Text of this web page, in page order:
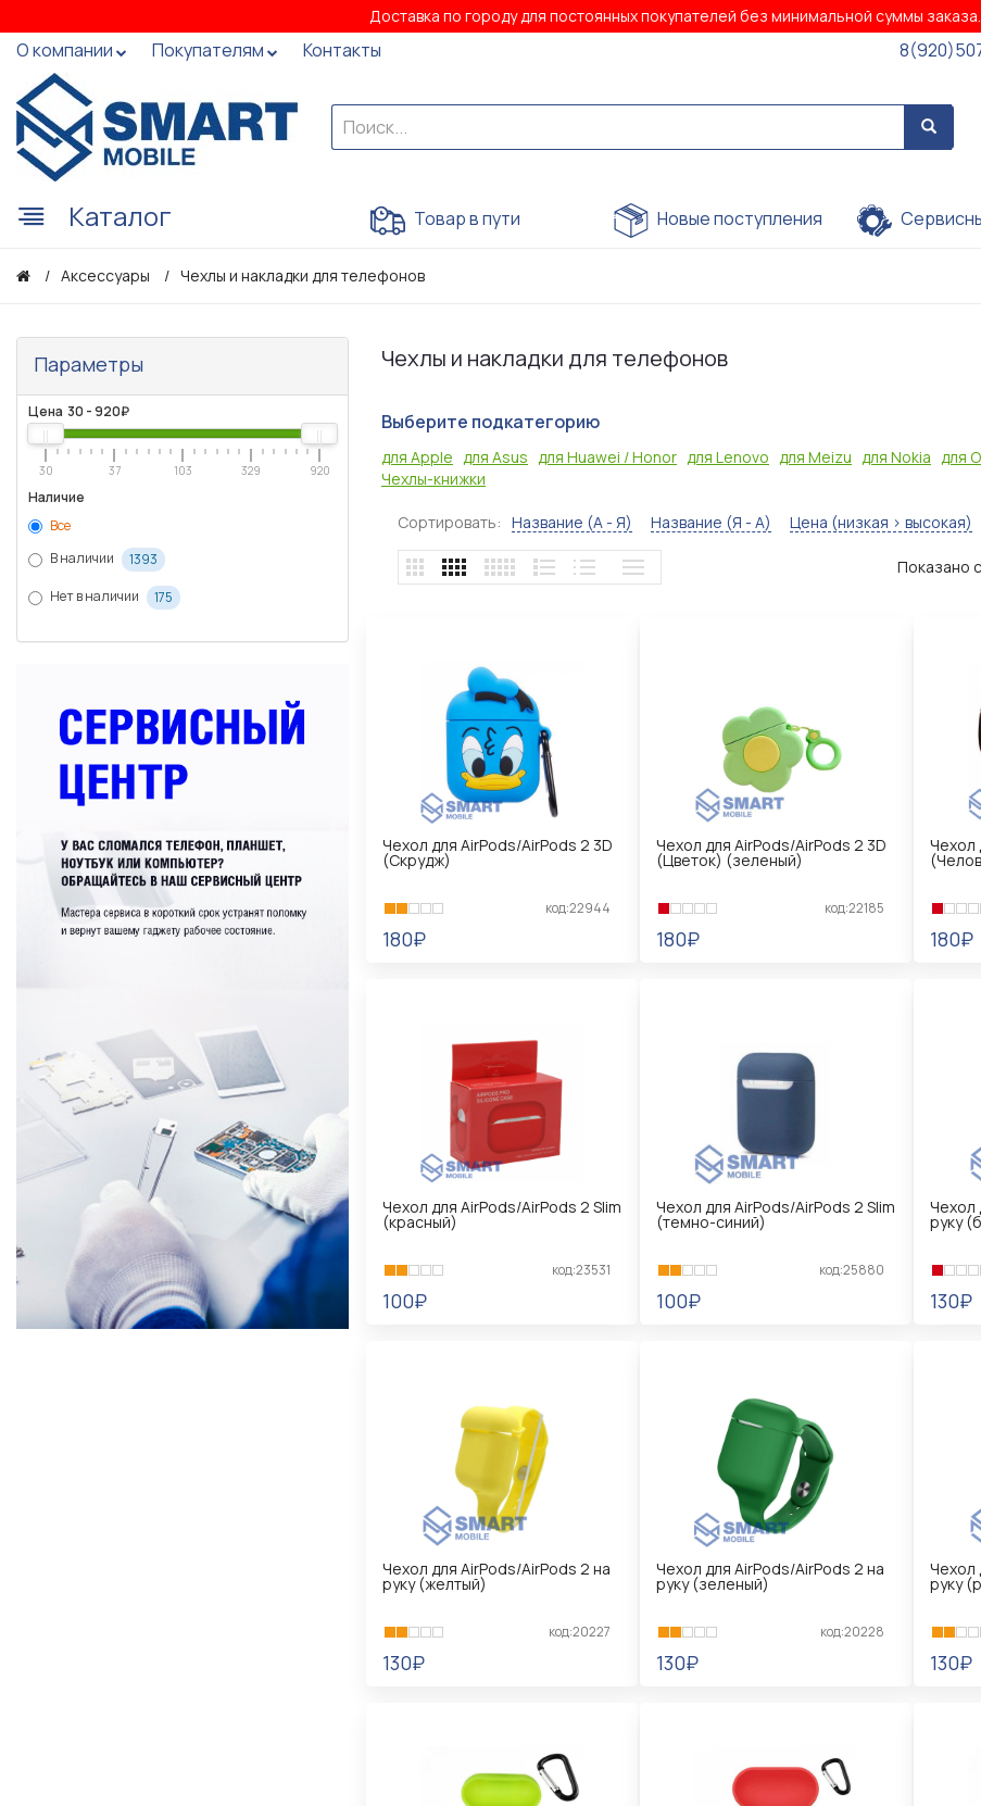
Доставка по городу для постоянных покупателей без минимальной суммы
О компании Покупателям Контакты
Каталог Товар в пути Новые поступления
Аксессуары Чехлы и накладки для телефонов
Параметры
Цена 30 -920₽
30 37 103 329 920
Наличие
Все
В наличии
1393
Нет в наличии 175
Чехлы и накладки для телефонов
Выберите подкатегорию
для Apple для Asus для Huawei / Honor для Lenovo для Meizu для Nokia для
Чехлы-книжки
Сортировать: Название (А - Я) Название (Я - А) Цена (низкая > высокая)
Показано
Чехол для AirPods/AirPods 2 3D
(Скрудж)
код:22944
180₽
Чехол для AirPods/AirPods 2 3D
(Цветок) (зеленый)
код:22185
180₽
Чехол
180₽
Чехол для AirPods/AirPods 2 Slim
(красный)
код:23531
100₽
Чехол для AirPods/AirPods 2 Slim
(темно-синий)
код:25880
100₽
Чехол
руку
130₽
Чехол для AirPods/AirPods 2 на
руку (желтый)
код:20227
130₽
Чехол для AirPods/AirPods 2 на
руку (зеленый)
код:20228
130₽
Чехол
руку
130₽